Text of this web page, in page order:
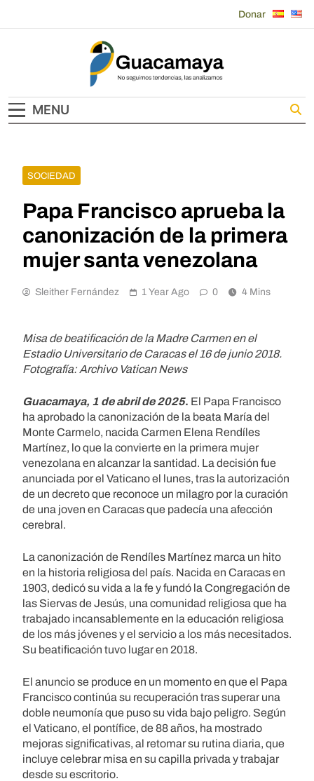
Donar
Guacamaya
MENU
SOCIEDAD
Papa Francisco aprueba la
canonización de la primera
mujer santa venezolana
Sleither Fernández 1 Year Ago 0 4 Mins
Misa de beatificación de la Madre Carmen en el
Estadio Universitario de Caracas el 16 de junio 2018.
Fotografía: Archivo Vatican News
Guacamaya, 1 de abril de 2025. El Papa Francisco
ha aprobado la canonización de la beata María del
Monte Carmelo, nacida Carmen Elena Rendíles
Martínez, lo que la convierte en la primera mujer
venezolana en alcanzar la santidad. La decisión fue
anunciada por el Vaticano el lunes, tras la autorización
de un decreto que reconoce un milagro por la curación
de una joven en Caracas que padecía una afección
cerebral.
La canonización de Rendíles Martínez marca un hito
en la historia religiosa del país. Nacida en Caracas en
1903, dedicó su vida a la fe y fundó la Congregación de
las Siervas de Jesús, una comunidad religiosa que ha
trabajado incansablemente en la educación religiosa
de los más jóvenes y el servicio a los más necesitados.
Su beatificación tuvo lugar en 2018.
El anuncio se produce en un momento en que el Papa
Francisco continúa su recuperación tras superar una
doble neumonía que puso su vida bajo peligro. Según
el Vaticano, el pontífice, de 88 años, ha mostrado
mejoras significativas, al retomar su rutina diaria, que
incluye celebrar misa en su capilla privada y trabajar
desde su escritorio.